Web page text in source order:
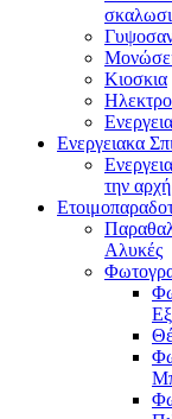
Κιoσκια
Ενεργειακα
την αρχή
Αλυκές